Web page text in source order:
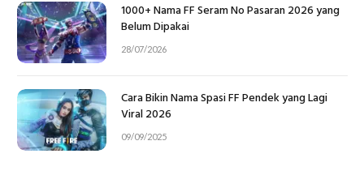
1000+ Nama FF Seram No Pasaran 2026 yang
Belum Dipakai
28/07/2026
Cara Bikin Nama Spasi FF Pendek yang Lagi
Viral 2026
09/09/2025